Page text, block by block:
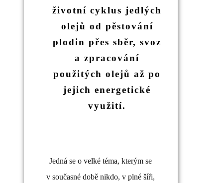
životní cyklus jedlých
olejů od pěstování
plodin přes sběr, svoz
a zpracování
použitých olejů až po
jejich energetické
využití.
Jedná se o velké téma, kterým se
v současné době nikdo, v plné šíři,